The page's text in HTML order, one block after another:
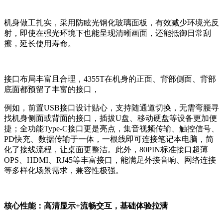
机身做工扎实，采用防眩光钢化玻璃面板，有效减少环境光反
射，即使在强光环境下也能呈现清晰画面，还能抵御日常刮
擦，延长使用寿命。
接口布局丰富且合理，4355T在机身的正面、背部侧面、背部
底面都预留了丰富的接口，
例如，前置USB接口设计贴心，支持随通道切换，无需弯腰寻
找机身侧面或背面的接口，插拔U盘、移动硬盘等设备更加便
捷；全功能Type-C接口更是亮点，集音视频传输、触控信号、
PD快充、数据传输于一体，一根线即可连接笔记本电脑，简
化了接线流程，让桌面更整洁。此外，80PIN标准接口超薄
OPS、HDMI、RJ45等丰富接口，能满足外接音响、网络连接
等多样化场景需求，兼容性极强。
核心性能：高清显示+流畅交互，基础体验拉满